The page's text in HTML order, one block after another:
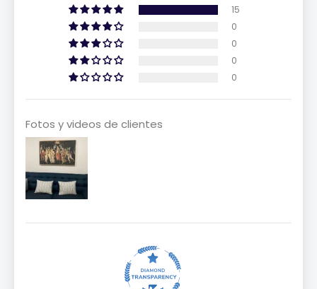
15
0
0
0
0
Fotos y videos de clientes